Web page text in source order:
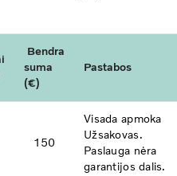
Bendra
suma
(€)
Pastabos
150
Visada apmoka
Užsakovas.
Paslauga nėra
garantijos dalis.